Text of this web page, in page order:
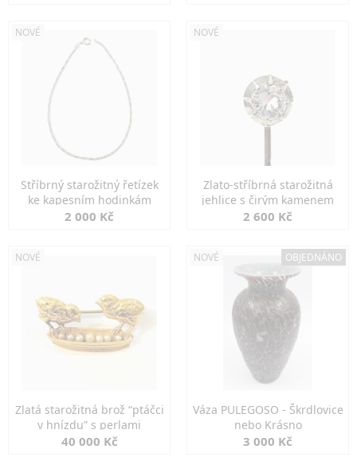
NOVÉ
Stříbrný starožitný řetízek
ke kapesním hodinkám
2 000 Kč
NOVÉ
Zlato-stříbrná starožitná
jehlice s čirým kamenem
2 600 Kč
NOVÉ
Zlatá starožitná brož “ptáčci
v hnízdu” s perlami
40 000 Kč
NOVÉ OBJEDNÁNO
Váza PULEGOSO - Škrdlovice
nebo Krásno
3 000 Kč